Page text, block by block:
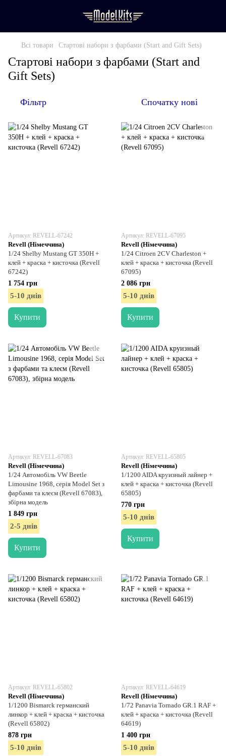
Всі товари Стартові набори з фарбами (Start and Gift Sets)
Стартові набори з фарбами (Start and
Gift Sets)
Фільтр Спочатку нові
Артикул: REVELL-67242
Revell (Німеччина)
1/24 Shelby Mustang GT 350H +
клей + краска + кисточка (Revell
67242)
1 754 грн
5-10 днів
Купити
Артикул: REVELL-67095
Revell (Німеччина)
1/24 Citroen 2CV Charleston +
клей + краска + кисточка (Revell
67095)
2 086 грн
5-10 днів
Купити
Артикул: REVELL-67083
Revell (Німеччина)
1/24 Автомобіль VW Beetle
Limousine 1968, серія Model Set з
фарбами та клеєм (Revell 67083),
збірна модель
1 849 грн
2-5 днів
Купити
Артикул: REVELL-65805
Revell (Німеччина)
1/1200 AIDA круизный лайнер +
клей + краска + кисточка (Revell
65805)
770 грн
5-10 днів
Купити
Артикул: REVELL-65802
Revell (Німеччина)
1/1200 Bismarck германский
линкор + клей + краска + кисточка
(Revell 65802)
878 грн
5-10 днів
Артикул: REVELL-64619
Revell (Німеччина)
1/72 Panavia Tornado GR.1 RAF +
клей + краска + кисточка (Revell
64619)
1 400 грн
5-10 днів